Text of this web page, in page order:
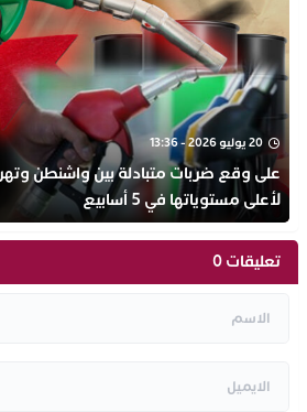
20 يوليو 2026 - 13:36
على وقع ضربات متبادلة بين واشنطن
لأعلى مستوياتها في 5 أسابيع
تعليقات 0